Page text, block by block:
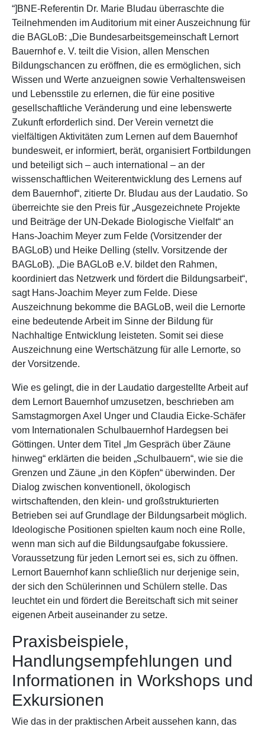
“]BNE-Referentin Dr. Marie Bludau überraschte die
Teilnehmenden im Auditorium mit einer Auszeichnung für
die BAGLoB: „Die Bundesarbeitsgemeinschaft Lernort
Bauernhof e. V. teilt die Vision, allen Menschen
Bildungschancen zu eröffnen, die es ermöglichen, sich
Wissen und Werte anzueignen sowie Verhaltensweisen
und Lebensstile zu erlernen, die für eine positive
gesellschaftliche Veränderung und eine lebenswerte
Zukunft erforderlich sind. Der Verein vernetzt die
vielfältigen Aktivitäten zum Lernen auf dem Bauernhof
bundesweit, er informiert, berät, organisiert Fortbildungen
und beteiligt sich – auch international – an der
wissenschaftlichen Weiterentwicklung des Lernens auf
dem Bauernhof“, zitierte Dr. Bludau aus der Laudatio. So
überreichte sie den Preis für „Ausgezeichnete Projekte
und Beiträge der UN-Dekade Biologische Vielfalt“ an
Hans-Joachim Meyer zum Felde (Vorsitzender der
BAGLoB) und Heike Delling (stellv. Vorsitzende der
BAGLoB). „Die BAGLoB e.V. bildet den Rahmen,
koordiniert das Netzwerk und fördert die Bildungsarbeit“,
sagt Hans-Joachim Meyer zum Felde. Diese
Auszeichnung bekomme die BAGLoB, weil die Lernorte
eine bedeutende Arbeit im Sinne der Bildung für
Nachhaltige Entwicklung leisteten. Somit sei diese
Auszeichnung eine Wertschätzung für alle Lernorte, so
der Vorsitzende.
Wie es gelingt, die in der Laudatio dargestellte Arbeit auf
dem Lernort Bauernhof umzusetzen, beschrieben am
Samstagmorgen Axel Unger und Claudia Eicke-Schäfer
vom Internationalen Schulbauernhof Hardegsen bei
Göttingen. Unter dem Titel „Im Gespräch über Zäune
hinweg“ erklärten die beiden „Schulbauern“, wie sie die
Grenzen und Zäune „in den Köpfen“ überwinden. Der
Dialog zwischen konventionell, ökologisch
wirtschaftenden, den klein- und großstrukturierten
Betrieben sei auf Grundlage der Bildungsarbeit möglich.
Ideologische Positionen spielten kaum noch eine Rolle,
wenn man sich auf die Bildungsaufgabe fokussiere.
Voraussetzung für jeden Lernort sei es, sich zu öffnen.
Lernort Bauernhof kann schließlich nur derjenige sein,
der sich den Schülerinnen und Schülern stelle. Das
leuchtet ein und fördert die Bereitschaft sich mit seiner
eigenen Arbeit auseinander zu setze.
Praxisbeispiele,
Handlungsempfehlungen und
Informationen in Workshops und
Exkursionen
Wie das in der praktischen Arbeit aussehen kann, das